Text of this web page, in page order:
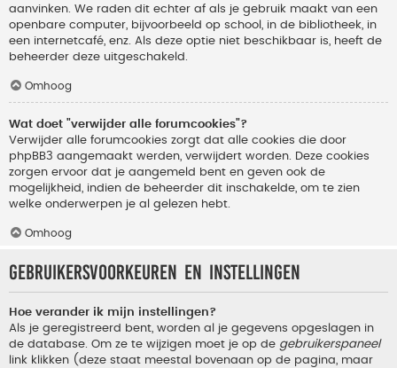
aanvinken. We raden dit echter af als je gebruik maakt van een
openbare computer, bijvoorbeeld op school, in de bibliotheek, in
een internetcafé, enz. Als deze optie niet beschikbaar is, heeft de
beheerder deze uitgeschakeld.
Omhoog
Wat doet "verwijder alle forumcookies"?
Verwijder alle forumcookies zorgt dat alle cookies die door
phpBB3 aangemaakt werden, verwijdert worden. Deze cookies
zorgen ervoor dat je aangemeld bent en geven ook de
mogelijkheid, indien de beheerder dit inschakelde, om te zien
welke onderwerpen je al gelezen hebt.
Omhoog
Gebruikersvoorkeuren en instellingen
Hoe verander ik mijn instellingen?
Als je geregistreerd bent, worden al je gegevens opgeslagen in
de database. Om ze te wijzigen moet je op de gebruikerspaneel
link klikken (deze staat meestal bovenaan op de pagina, maar